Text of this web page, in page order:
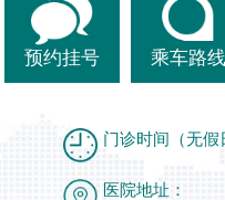
预约挂号 乘车路线
门诊时间（无假
医院地址：